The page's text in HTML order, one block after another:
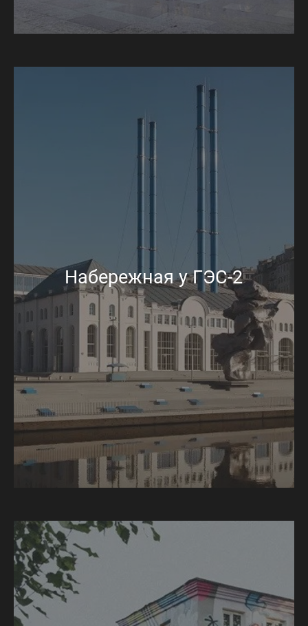
Набережная у ГЭС-2